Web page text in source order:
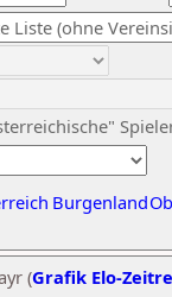
Burgenland
(Grafik Elo-